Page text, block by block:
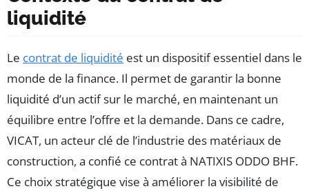
liquidité
Le contrat de liquidité est un dispositif essentiel dans le
monde de la finance. Il permet de garantir la bonne
liquidité d’un actif sur le marché, en maintenant un
équilibre entre l’offre et la demande. Dans ce cadre,
VICAT, un acteur clé de l’industrie des matériaux de
construction, a confié ce contrat à NATIXIS ODDO BHF.
Ce choix stratégique vise à améliorer la visibilité de